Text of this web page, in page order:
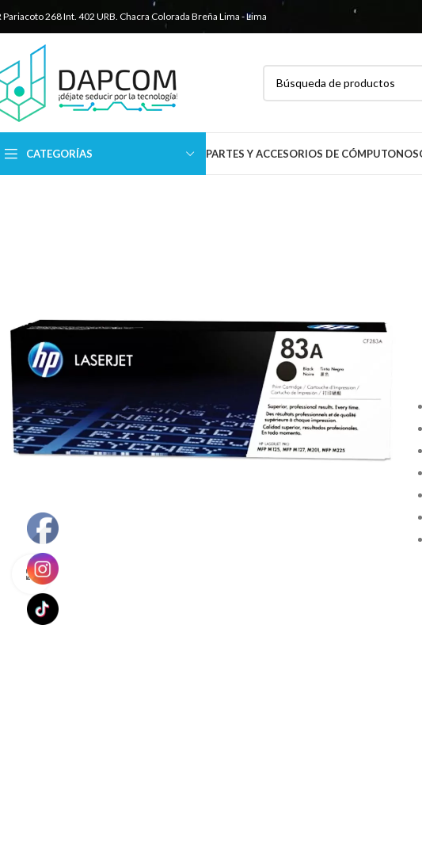
Pariacoto 268 Int. 402 URB. Chacra Colorada Breña Lima - Lima
CATEGORÍAS PARTES Y ACCESORIOS DE CÓMPUTO
Haga Click para agrandar